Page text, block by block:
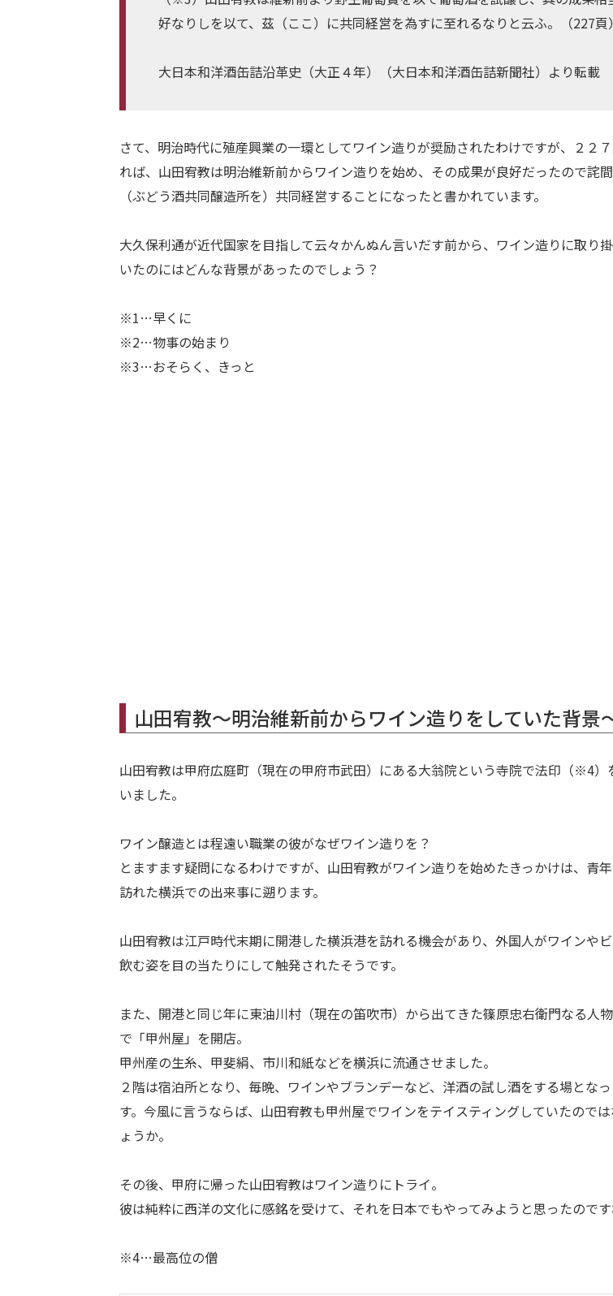
好なりしを以て、茲（ここ）に共同経営を為すに至れるなりと云ふ。（227頁）
大日本和洋酒缶詰沿革史（大正４年）（大日本和洋酒缶詰新聞社）より転載
さて、明治時代に殖産興業の一環としてワイン造りが奨励されたわけですが、２２
れば、山田宥教は明治維新前からワイン造りを始め、その成果が良好だったので詫
（ぶどう酒共同醸造所を）共同経営することになったと書かれています。
大久保利通が近代国家を目指して云々かんぬん言いだす前から、ワイン造りに取り
いたのにはどんな背景があったのでしょう？
※1…早くに
※2…物事の始まり
※3…おそらく、きっと
山田宥教～明治維新前からワイン造りをしていた背景
山田宥教は甲府広庭町（現在の甲府市武田）にある大翁院という寺院で法印（※4）
いました。
ワイン醸造とは程遠い職業の彼がなぜワイン造りを？
とますます疑問になるわけですが、山田宥教がワイン造りを始めたきっかけは、青
訪れた横浜での出来事に遡ります。
山田宥教は江戸時代末期に開港した横浜港を訪れる機会があり、外国人がワインや
飲む姿を目の当たりにして触発されたそうです。
また、開港と同じ年に東油川村（現在の笛吹市）から出てきた篠原忠右衛門なる人
で「甲州屋」を開店。
甲州産の生糸、甲斐絹、市川和紙などを横浜に流通させました。
２階は宿泊所となり、毎晩、ワインやブランデーなど、洋酒の試し酒をする場とな
す。今風に言うならば、山田宥教も甲州屋でワインをテイスティングしていたので
ょうか。
その後、甲府に帰った山田宥教はワイン造りにトライ。
彼は純粋に西洋の文化に感銘を受けて、それを日本でもやってみようと思ったのです
※4…最高位の僧